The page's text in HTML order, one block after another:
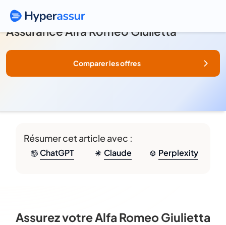
Assurance Alfa Romeo Giulietta
Comparer les offres
Résumer cet article avec :
ChatGPT Claude Perplexity
Assurez votre Alfa Romeo Giulietta